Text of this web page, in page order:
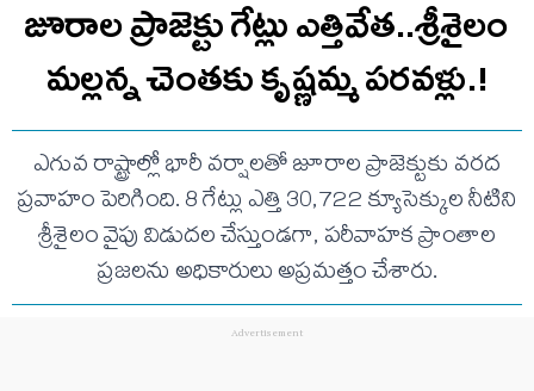
జూరాల ప్రాజెక్టు గేట్లు ఎత్తివేత..శ్రీశైలం
మల్లన్న చెంతకు కృష్ణమ్మ పరవళ్లు.!
ఎగువ రాష్ట్రాల్లో భారీ వర్షాలతో జూరాల ప్రాజెక్టుకు వరద
ప్రవాహం పెరిగింది. 8 గేట్లు ఎత్తి 30,722 క్యూసెక్కుల నీటిని
శ్రీశైలం వైపు విడుదల చేస్తుండగా, పరీవాహక ప్రాంతాల
ప్రజలను అధికారులు అప్రమత్తం చేశారు.